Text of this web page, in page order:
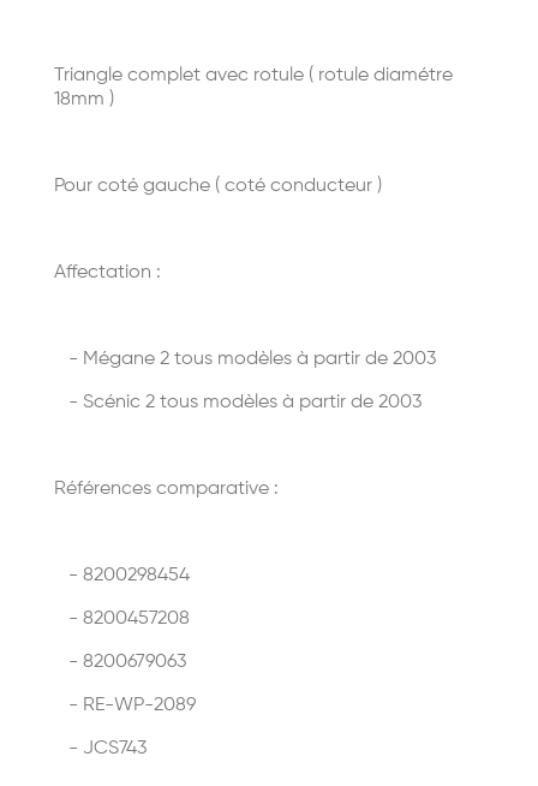
Triangle complet avec rotule ( rotule diamétre
18mm )
Pour coté gauche ( coté conducteur )
Affectation :
- Mégane 2 tous modèles à partir de 2003
- Scénic 2 tous modèles à partir de 2003
Références comparative :
- 8200298454
- 8200457208
- 8200679063
- RE-WP-2089
- JCS743